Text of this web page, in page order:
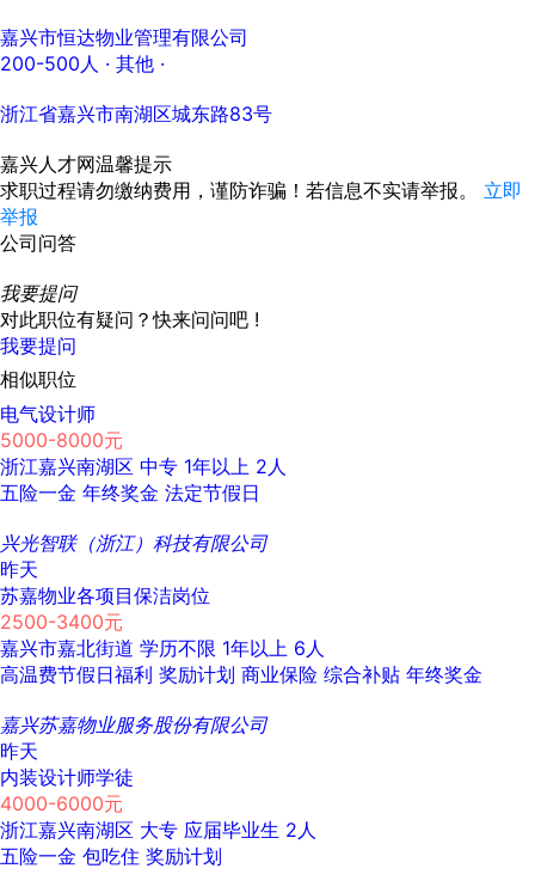
嘉兴市恒达物业管理有限公司
200-500人 · 其他 ·
浙江省嘉兴市南湖区城东路83号
嘉兴人才网温馨提示
求职过程请勿缴纳费用，谨防诈骗！若信息不实请举报。 立即
举报
公司问答
我要提问
对此职位有疑问？快来问问吧 !
我要提问
相似职位
电气设计师
5000-8000元
浙江嘉兴南湖区 中专 1年以上 2人
五险一金 年终奖金 法定节假日
兴光智联（浙江）科技有限公司
昨天
苏嘉物业各项目保洁岗位
2500-3400元
嘉兴市嘉北街道 学历不限 1年以上 6人
高温费节假日福利 奖励计划 商业保险 综合补贴 年终奖金
嘉兴苏嘉物业服务股份有限公司
昨天
内装设计师学徒
4000-6000元
浙江嘉兴南湖区 大专 应届毕业生 2人
五险一金 包吃住 奖励计划